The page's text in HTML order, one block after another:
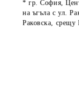
* гр. София,
на ъгъла с ул.
Раковска, срещу